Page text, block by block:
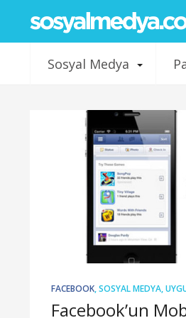
Sosyal Medya
FACEBOOK,SOSYAL MEDYA,
Facebook’un